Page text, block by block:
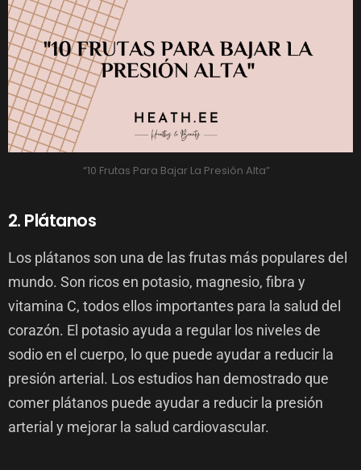
“10 Frutas Para Bajar La Presión Alta”
2. Plátanos
Los plátanos son una de las frutas más populares del
mundo. Son ricos en potasio, magnesio, fibra y
vitamina C, todos ellos importantes para la salud del
corazón. El potasio ayuda a regular los niveles de
sodio en el cuerpo, lo que puede ayudar a reducir la
presión arterial. Los estudios han demostrado que
comer plátanos puede ayudar a reducir la presión
arterial y mejorar la salud cardiovascular.